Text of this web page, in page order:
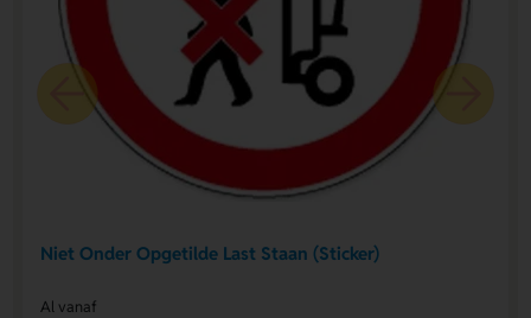
Niet Onder Opgetilde Last Staan (Sticker)
Al vanaf